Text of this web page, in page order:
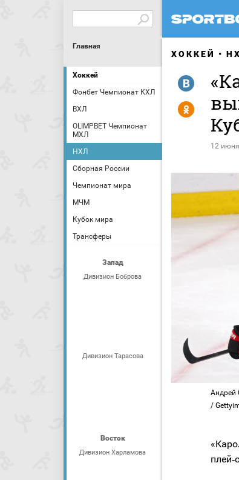
Главная
Хоккей
Фонбет Чемпионат КХЛ
ВХЛ
OLIMPBET Чемпионат
МХЛ
НХЛ
Сборная России
Чемпионат мира
МЧМ
Кубок мира
Трансферы
Запад
Дивизион Боброва
Дивизион Тарасова
Восток
Дивизион Харламова
ХОККЕЙ
12
R
Y
Андрей
/